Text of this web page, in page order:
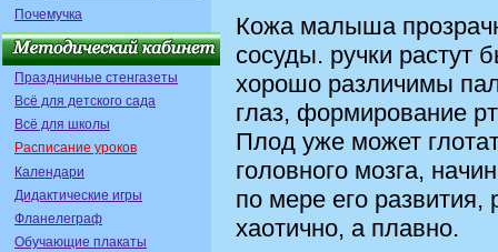
Почемучка
Праздничные стенгазеты
Всё для детского сада
Всё для школы
Расписание уроков
Календари
Дидактические игры
Фланелеграф
Обучающие плакаты
Кожа малыша
сосуды. ручки растут
хорошо различимы
глаз, формирование
Плод уже может
головного мозга,
по мере его развития,
хаотично, а плавно.